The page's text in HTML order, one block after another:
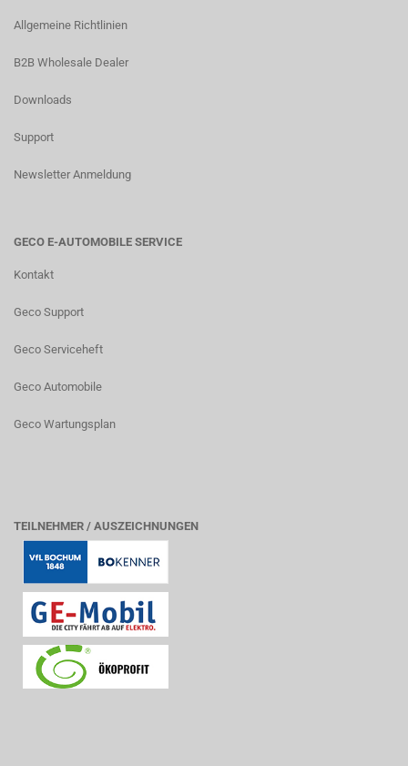
Allgemeine Richtlinien
B2B Wholesale Dealer
Downloads
Support
Newsletter Anmeldung
GECO E-AUTOMOBILE SERVICE
Kontakt
Geco Support
Geco Serviceheft
Geco Automobile
Geco Wartungsplan
TEILNEHMER / AUSZEICHNUNGEN